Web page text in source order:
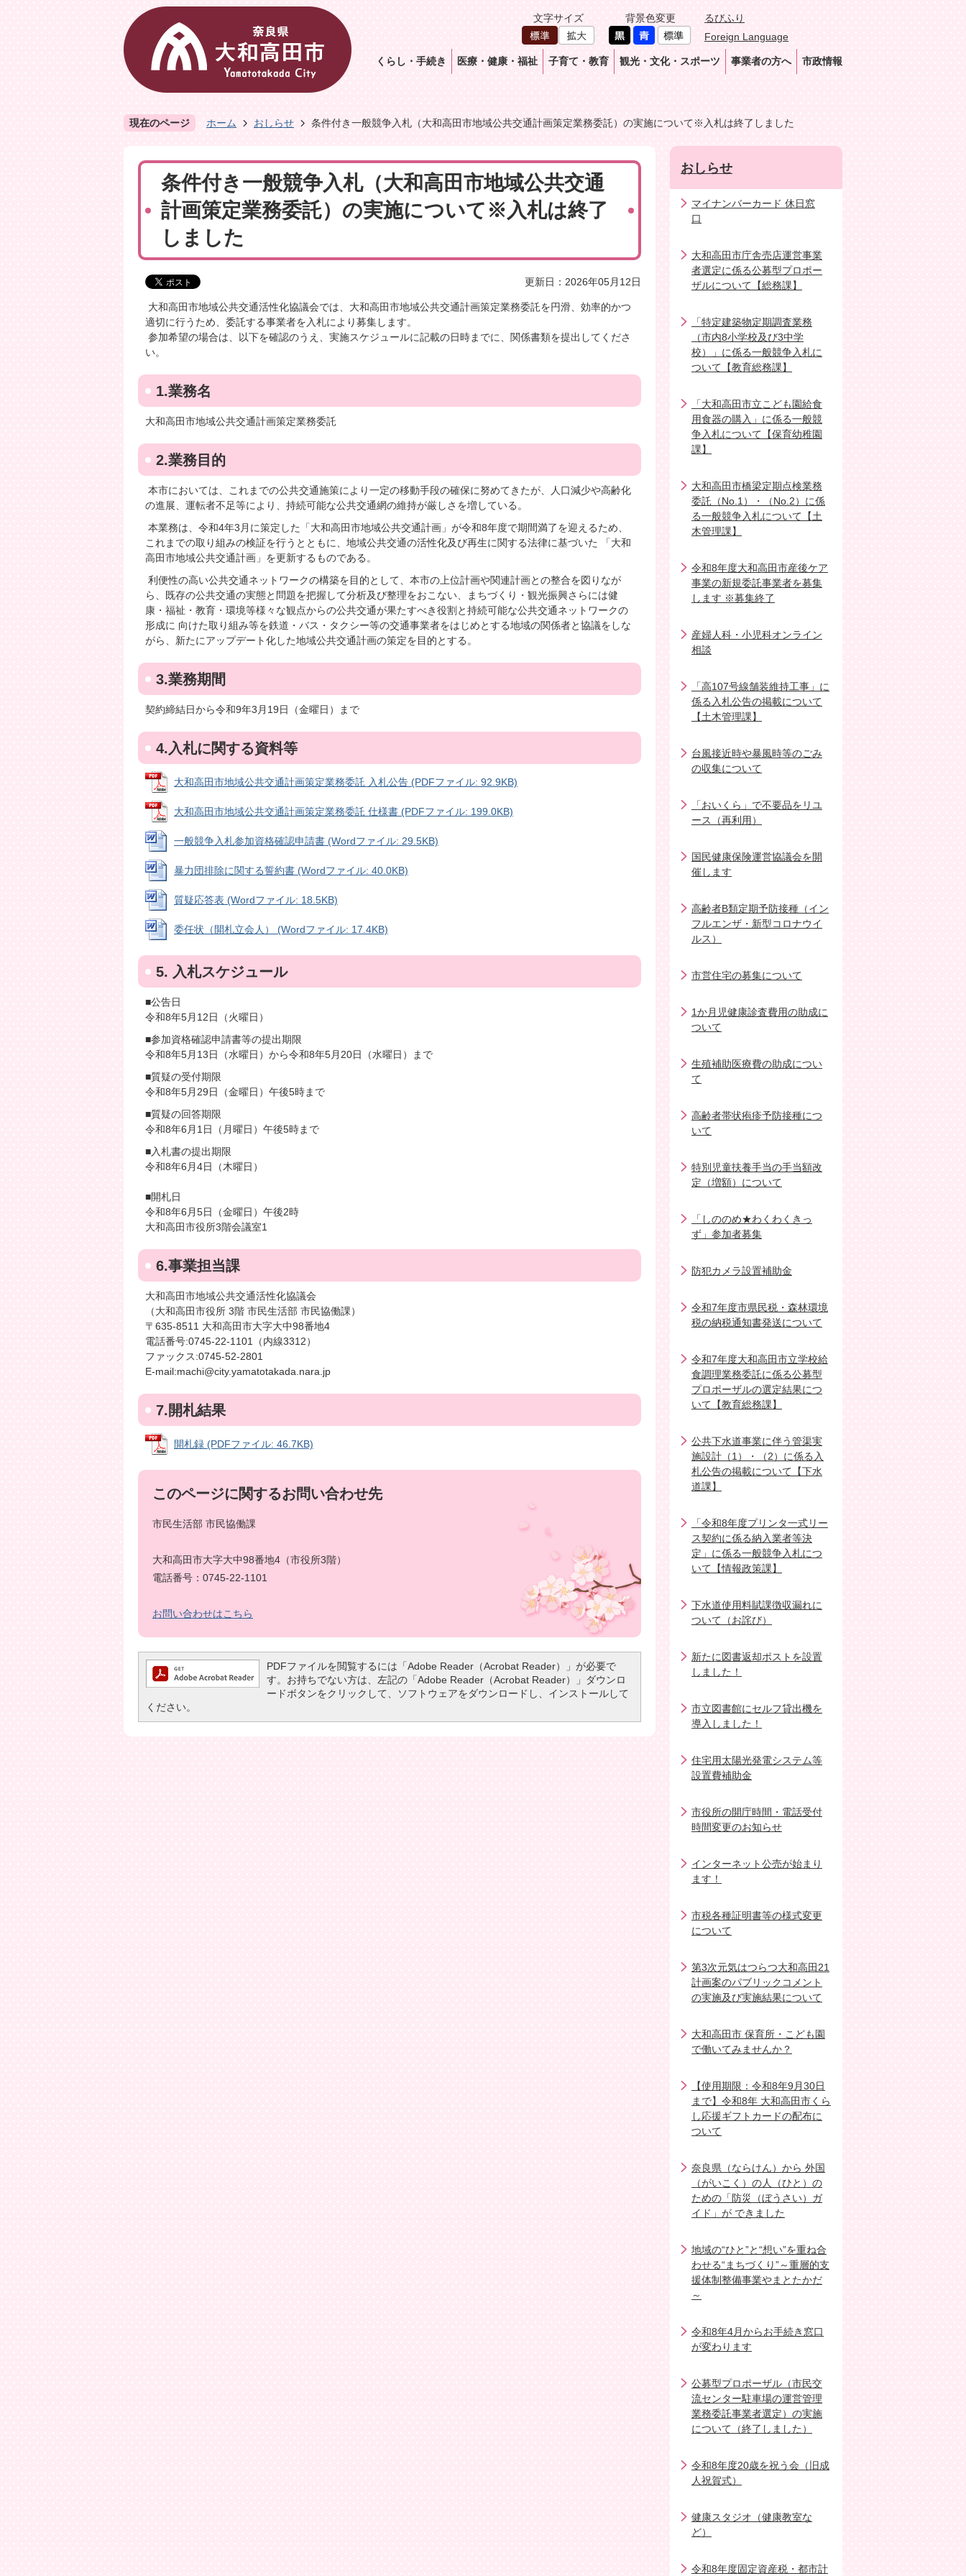
文字サイズ 背景色変更
るびふり
Foreign Language
くらし・手続き 医療・健康・福祉 子育て・教育 観光・文化・スポーツ 事業者の方へ 市政情報
現在のページ ホーム おしらせ 条件付き一般競争入札（大和高田市地域公共交通計画策定業務委託）の実施について※入札は終了しました
条件付き一般競争入札（大和高田市地域公共交通
計画策定業務委託）の実施について※入札は終了
しました
更新日：2026年05月12日
大和高田市地域公共交通活性化協議会では、大和高田市地域公共交通計画策定業務委託を円滑、効率的かつ
適切に行うため、委託する事業者を入札により募集します。
参加希望の場合は、以下を確認のうえ、実施スケジュールに記載の日時までに、関係書類を提出してくださ
い。
1.業務名
大和高田市地域公共交通計画策定業務委託
2.業務目的
本市においては、これまでの公共交通施策により一定の移動手段の確保に努めてきたが、人口減少や高齢化
の進展、運転者不⾜等により、持続可能な公共交通網の維持が厳しさを増している。
本業務は、令和4年3⽉に策定した「大和高田市地域公共交通計画」が令和8年度で期間満了を迎えるため、
これまでの取り組みの検証を⾏うとともに、地域公共交通の活性化及び再生に関する法律に基づいた 「大和
高田市地域公共交通計画」を更新するものである。
利便性の高い公共交通ネットワークの構築を目的として、本市の上位計画や関連計画との整合を図りなが
ら、既存の公共交通の実態と問題を把握して分析及び整理をおこない、まちづくり・観光振興さらには健
康・福祉・教育・環境等様々な観点からの公共交通が果たすべき役割と持続可能な公共交通ネットワークの
形成に 向けた取り組み等を鉄道・バス・タクシー等の交通事業者をはじめとする地域の関係者と協議をしな
がら、新たにアップデート化した地域公共交通計画の策定を目的とする。
3.業務期間
契約締結日から令和9年3月19日（金曜日）まで
4.入札に関する資料等
大和高田市地域公共交通計画策定業務委託 入札公告 (PDFファイル: 92.9KB)
大和高田市地域公共交通計画策定業務委託 仕様書 (PDFファイル: 199.0KB)
一般競争入札参加資格確認申請書 (Wordファイル: 29.5KB)
暴力団排除に関する誓約書 (Wordファイル: 40.0KB)
質疑応答表 (Wordファイル: 18.5KB)
委任状（開札立会人） (Wordファイル: 17.4KB)
5. 入札スケジュール
■公告日
令和8年5月12日（火曜日）
■参加資格確認申請書等の提出期限
令和8年5月13日（水曜日）から令和8年5月20日（水曜日）まで
■質疑の受付期限
令和8年5月29日（金曜日）午後5時まで
■質疑の回答期限
令和8年6月1日（月曜日）午後5時まで
■入札書の提出期限
令和8年6月4日（木曜日）
■開札日
令和8年6月5日（金曜日）午後2時
大和高田市役所3階会議室1
6.事業担当課
大和高田市地域公共交通活性化協議会
（大和高田市役所 3階 市民生活部 市民協働課）
〒635-8511 大和高田市大字大中98番地4
電話番号:0745-22-1101（内線3312）
ファックス:0745-52-2801
E-mail:machi@city.yamatotakada.nara.jp
7.開札結果
開札録 (PDFファイル: 46.7KB)
このページに関するお問い合わせ先
市民生活部 市民協働課
大和高田市大字大中98番地4（市役所3階）
電話番号：0745-22-1101
お問い合わせはこちら
PDFファイルを閲覧するには「Adobe Reader（Acrobat Reader）」が必要で
す。お持ちでない方は、左記の「Adobe Reader（Acrobat Reader）」ダウンロ
ードボタンをクリックして、ソフトウェアをダウンロードし、インストールして
ください。
おしらせ
マイナンバーカード 休日窓
口
大和高田市庁舎売店運営事業
者選定に係る公募型プロポー
ザルについて【総務課】
「特定建築物定期調査業務
（市内8小学校及び3中学
校）」に係る一般競争入札に
ついて【教育総務課】
「大和高田市立こども園給食
用食器の購入」に係る一般競
争入札について【保育幼稚園
課】
大和高田市橋梁定期点検業務
委託（No.1）・（No.2）に係
る一般競争入札について【土
木管理課】
令和8年度大和高田市産後ケア
事業の新規委託事業者を募集
します ※募集終了
産婦人科・小児科オンライン
相談
「高107号線舗装維持工事」に
係る入札公告の掲載について
【土木管理課】
台風接近時や暴風時等のごみ
の収集について
「おいくら」で不要品をリユ
ース（再利用）
国民健康保険運営協議会を開
催します
高齢者B類定期予防接種（イン
フルエンザ・新型コロナウイ
ルス）
市営住宅の募集について
1か月児健康診査費用の助成に
ついて
生殖補助医療費の助成につい
て
高齢者帯状疱疹予防接種につ
いて
特別児童扶養手当の手当額改
定（増額）について
「しののめ★わくわくきっ
ず」参加者募集
防犯カメラ設置補助金
令和7年度市県民税・森林環境
税の納税通知書発送について
令和7年度大和高田市立学校給
食調理業務委託に係る公募型
プロポーザルの選定結果につ
いて【教育総務課】
公共下水道事業に伴う管渠実
施設計（1）・（2）に係る入
札公告の掲載について【下水
道課】
「令和8年度プリンタ一式リー
ス契約に係る納入業者等決
定」に係る一般競争入札につ
いて【情報政策課】
下水道使用料賦課徴収漏れに
ついて（お詫び）
新たに図書返却ポストを設置
しました！
市立図書館にセルフ貸出機を
導入しました！
住宅用太陽光発電システム等
設置費補助金
市役所の開庁時間・電話受付
時間変更のお知らせ
インターネット公売が始まり
ます！
市税各種証明書等の様式変更
について
第3次元気はつらつ大和高田21
計画案のパブリックコメント
の実施及び実施結果について
大和高田市 保育所・こども園
で働いてみませんか？
【使用期限：令和8年9月30日
まで】令和8年 大和高田市くら
し応援ギフトカードの配布に
ついて
奈良県（ならけん）から 外国
（がいこく）の人（ひと）の
ための「防災（ぼうさい）ガ
イド」が できました
地域の“ひと”と“想い”を重ね合
わせる“まちづくり”～重層的支
援体制整備事業やまとたかだ
～
令和8年4月からお手続き窓口
が変わります
公募型プロポーザル（市民交
流センター駐車場の運営管理
業務委託事業者選定）の実施
について（終了しました）
令和8年度20歳を祝う会（旧成
人祝賀式）
健康スタジオ（健康教室な
ど）
令和8年度固定資産税・都市計